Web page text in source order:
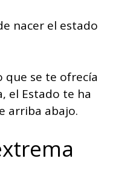
nacer el estado
que se te ofrecía
el Estado te ha
arriba abajo.